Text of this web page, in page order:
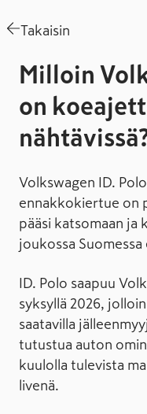
Takaisin
Milloin
on
Volkswagen ID.
ennakkokiertue on
pääsi katsomaan ja
joukossa
ID. Polo saapuu
syksyllä 2026,
saatavilla
tutustua auton
kuulolla tulevista
livenä.